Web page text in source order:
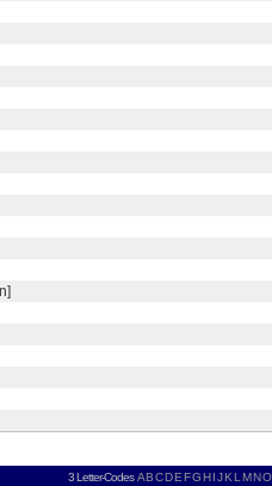
3 Letter-Codes ABCDEFGH IJKL MNO